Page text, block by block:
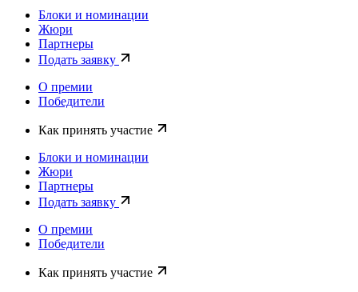
Блоки и номинации
Жюри
Партнеры
Подать заявку
О премии
Победители
Как принять участие
Блоки и номинации
Жюри
Партнеры
Подать заявку
О премии
Победители
Как принять участие